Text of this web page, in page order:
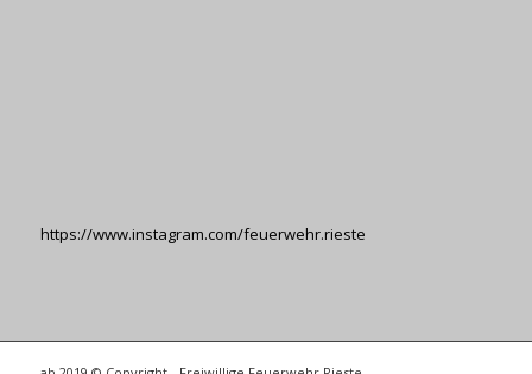
https://www.instagram.com/feuerwehr.rieste